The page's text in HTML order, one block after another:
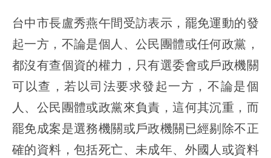
台中市長盧秀燕午間受訪表示，罷免運動的發
起一方，不論是個人、公民團體或任何政黨，
都沒有查個資的權力，只有選委會或戶政機關
可以查，若以司法要求發起一方，不論是個
人、公民團體或政黨來負責，這何其沉重，而
罷免成案是選務機關或戶政機關已經剔除不正
確的資料，包括死亡、未成年、外國人或資料